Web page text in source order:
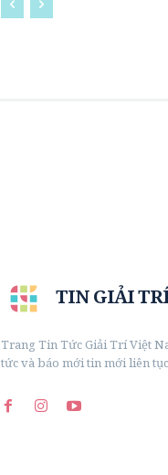
TIN GIẢI
Trang Tin Tức Giải Trí Việt
tức và báo mới tin mới liên